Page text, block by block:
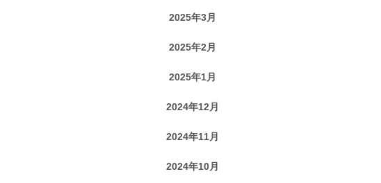
2025年3月
2025年2月
2025年1月
2024年12月
2024年11月
2024年10月